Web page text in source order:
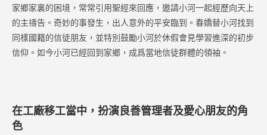
家鄉家裏的困境，常常引用聖經來回應，邀請小河一起經歷向天上
的主禱告。奇妙的事發生，出人意外的平安臨到。春嬌替小河找到
同樣國籍的信徒朋友，並特別鼓勵小河於休假會見學習進深的初步
信仰。如今小河已經回到家鄉，成爲當地信徒群體的領袖。
在工廠移工當中，扮演良善管理者及愛心朋友的角
色